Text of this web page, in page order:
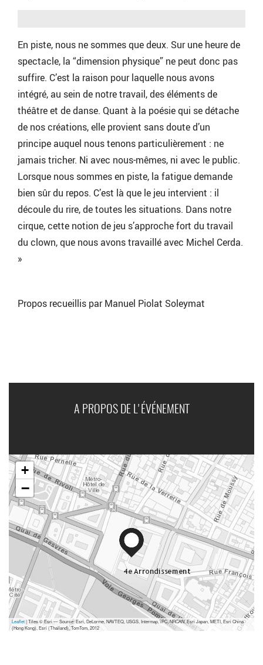
En piste, nous ne sommes que deux. Sur une heure de
spectacle, la “dimension physique” ne peut donc pas
suffire. C’est la raison pour laquelle nous avons
intégré, au sein de notre travail, des éléments de
théâtre et de danse. Quant à la poésie qui se détache
de nos créations, elle provient sans doute d’un
principe auquel nous tenons particulièrement : ne
jamais tricher. Ni avec nous-mêmes, ni avec le public.
Lorsque nous sommes en piste, la fatigue demande
bien sûr du repos. C’est là que le jeu intervient : il
découle du rire, de toutes les situations. Dans notre
cirque, cette notion de jeu s’approche fort du travail
du clown, que nous avons travaillé avec Michel Cerda.
»
Propos recueillis par Manuel Piolat Soleymat
A PROPOS DE L'ÉVÉNEMENT
+
−
Leaflet| Tiles © Esri — Source: Esri, DeLorme, NAVTEQ, USGS, Intermap, iPC, NRCAN, Esri Japan, METI, Esri China
(Hong Kong), Esri (Thailand), TomTom, 2012